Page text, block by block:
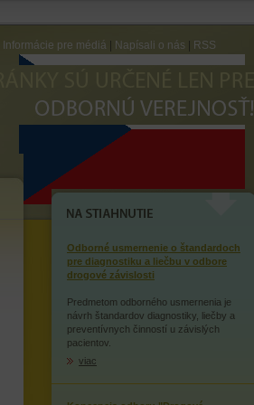
Informácie pre médiá Napísali o nás RSS
OPIÁTOCH
NA STIAHNUTIE
Odborné usmernenie o štandardoch
pre diagnostiku a liečbu v odbore
drogové závislosti
Predmetom odborného usmernenia je
návrh štandardov diagnostiky, liečby a
preventívnych činností u závislých
pacientov.
viac